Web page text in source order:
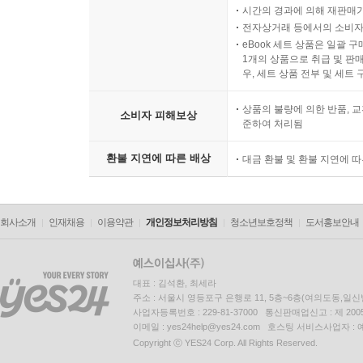
시간의 경과에 의해 재판매
전자상거래 등에서의 소비
eBook 세트 상품은 일괄 구
1개의 상품으로 취급 및 판
우, 세트 상품 전부 및 세트
소비자 피해보상
상품의 불량에 의한 반품,
준하여 처리됨
환불 지연에 따른 배상 대금 환불 및 환불 지연에
회사소개 인재채용 이용약관 개인정보처리방침 청소년보호정책 도서홍보안내
대표 : 김석환, 최세라
주소 : 서울시 영등포구 은행로 11, 5층~6층(여의도동,일신
사업자등록번호 : 229-81-37000 통신판매업신고 : 제
이메일 : yes24help@yes24.com 호스팅 서비스사업자 :
Copyright ⓒ YES24 Corp. All Rights Reserved.